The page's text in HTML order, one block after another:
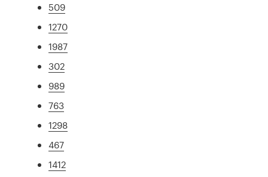
509
1270
1987
302
989
763
1298
467
1412